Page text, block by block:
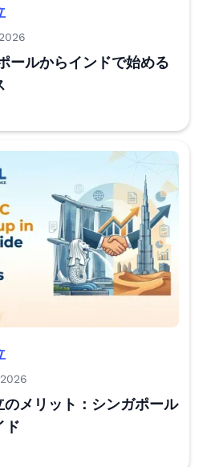
ールからインドで始める
メリット：シンガポール
ド